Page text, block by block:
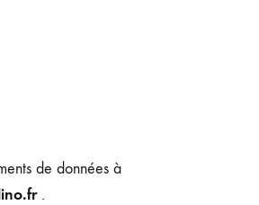
de données à
.